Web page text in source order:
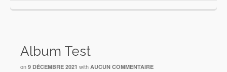
Album Test
on 9 DÉCEMBRE 2021 with AUCUN COMMENTAIRE